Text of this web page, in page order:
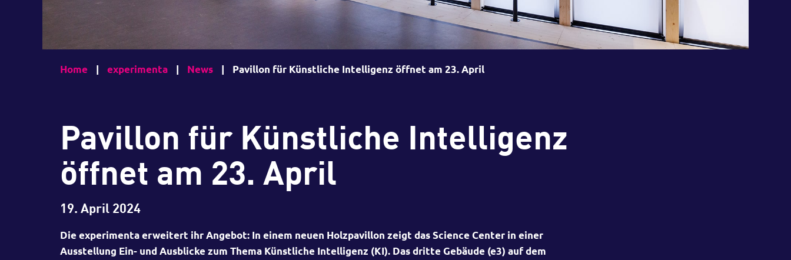
Home | experimenta | News | Pavillon für Künstliche Intelligenz öffnet am 23. April
Pavillon für Künstliche Intelligenz
öffnet am 23. April
19. April 2024
Die experimenta erweitert ihr Angebot: In einem neuen Holzpavillon zeigt das Science Center in einer
Ausstellung Ein- und Ausblicke zum Thema Künstliche Intelligenz (KI). Das dritte Gebäude (e3) auf dem